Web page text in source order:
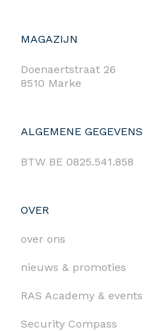
MAGAZIJN
Doenaertstraat 26
8510 Marke
ALGEMENE GEGEVENS
BTW BE 0825.541.858
OVER
over ons
nieuws & promoties
RAS Academy & events
Security Compass